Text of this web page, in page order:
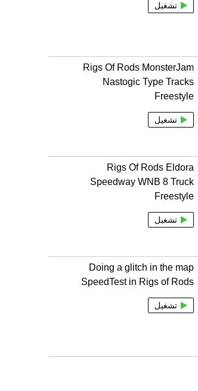
تشغيل
Rigs Of Rods MonsterJam
Nastogic Type Tracks
Freestyle
تشغيل
Rigs Of Rods Eldora
Speedway WNB 8 Truck
Freestyle
تشغيل
Doing a glitch in the map
SpeedTest in Rigs of Rods
تشغيل